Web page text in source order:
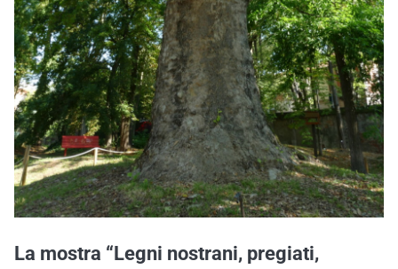
La mostra “Legni nostrani, pregiati,